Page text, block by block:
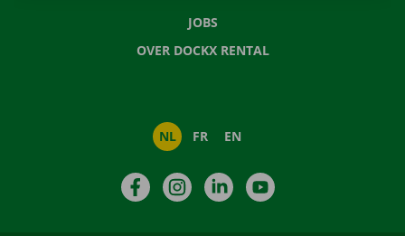
JOBS
OVER DOCKX RENTAL
NL FR EN
FacebookInstagramLinkedIn